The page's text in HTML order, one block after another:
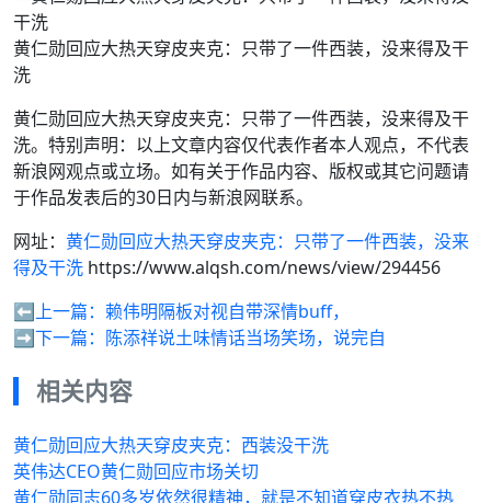
黄仁勋回应大热天穿皮夹克：只带了一件西装，没来得及干
洗
黄仁勋回应大热天穿皮夹克：只带了一件西装，没来得及干
洗。特别声明：以上文章内容仅代表作者本人观点，不代表
新浪网观点或立场。如有关于作品内容、版权或其它问题请
于作品发表后的30日内与新浪网联系。
网址： 黄仁勋回应大热天穿皮夹克：只带了一件西装，没来
得及干洗 https://www.alqsh.com/news/view/294456
⬅️上一篇： 赖伟明隔板对视自带深情buff，
➡️下一篇： 陈添祥说土味情话当场笑场，说完自
相关内容
黄仁勋回应大热天穿皮夹克：西装没干洗
英伟达CEO黄仁勋回应市场关切
黄仁勋同志60多岁依然很精神，就是不知道穿皮衣热不热